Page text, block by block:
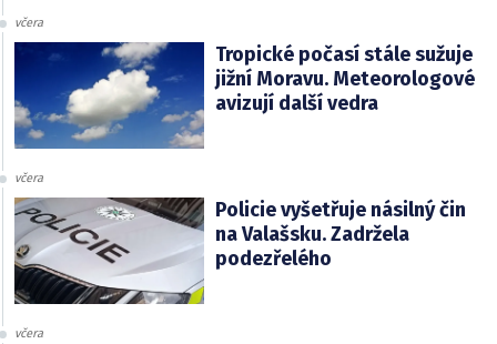
včera
Tropické počasí stále sužuje
jižní Moravu. Meteorologové
avizují další vedra
včera
Policie vyšetřuje násilný čin
na Valašsku. Zadržela
podezřelého
včera